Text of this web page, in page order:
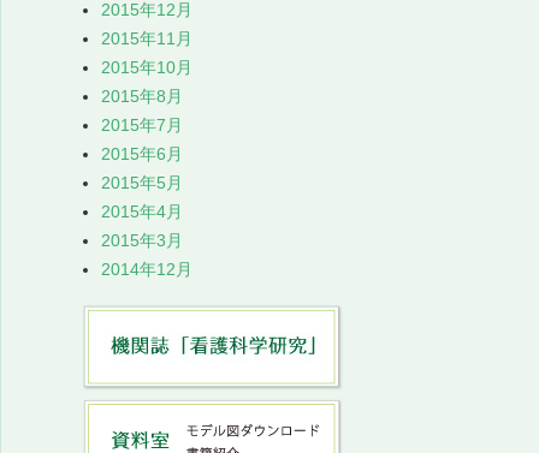
2015年12月
2015年11月
2015年10月
2015年8月
2015年7月
2015年6月
2015年5月
2015年4月
2015年3月
2014年12月